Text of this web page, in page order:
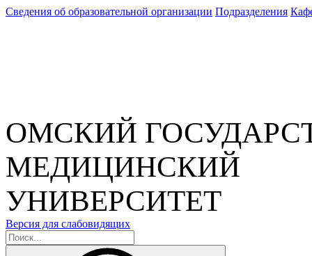
Сведения об образовательной организации Подразделения
ОМСКИЙ
МЕДИЦИНСКИЙ
УНИВЕРСИТЕТ
Версия для слабовидящих